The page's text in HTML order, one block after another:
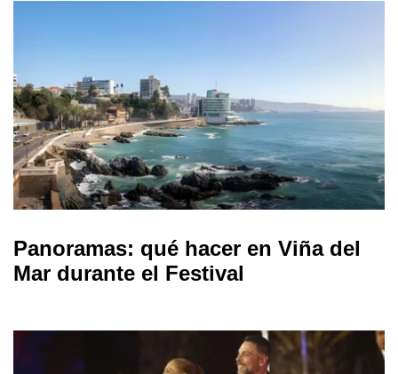
Panoramas: qué hacer en Viña del
Mar durante el Festival